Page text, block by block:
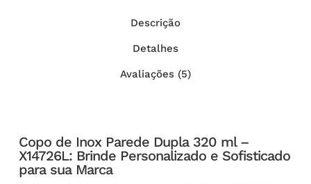
Descrição
Detalhes
Avaliações (5)
Copo de Inox Parede Dupla 320 ml –
X14726L: Brinde Personalizado e Sofisticado
para sua Marca